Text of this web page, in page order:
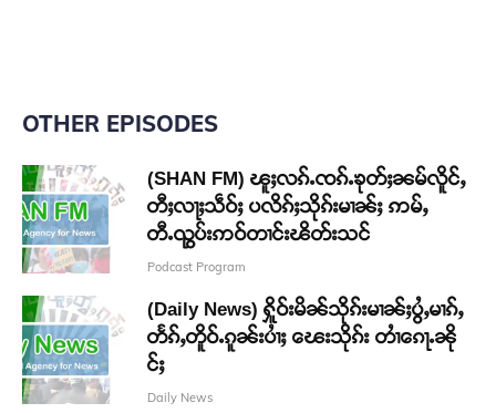
OTHER EPISODES
(SHAN FM) ၽူႈလၵ်ႉၸၵ်ႉၶုတ်ႈၼမ်လိူင်ႇ
တီႈလႃႈသဵဝ်ႈ ပလိၵ်ႈသိုၵ်းမၢၼ်ႈ ဢမ်ႇ
တီႉၺွပ်းဢဝ်တၢင်းၽိတ်းသင်
Podcast Program
(Daily News) ႁိူဝ်းမိၼ်သိုၵ်းမၢၼ်ႈပွႆႇမၢၵ်ႇ
တႅၵ်ႇတိူဝ်ႉၵူၼ်းပၢႆႈ ၽေးသိုၵ်း တၢႆၵေႃႉၼို
င်ႈ
Daily News